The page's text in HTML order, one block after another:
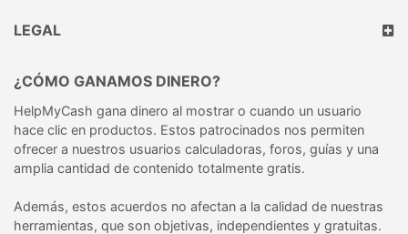
LEGAL
¿CÓMO GANAMOS DINERO?
HelpMyCash gana dinero al mostrar o cuando un usuario
hace clic en productos. Estos patrocinados nos permiten
ofrecer a nuestros usuarios calculadoras, foros, guías y una
amplia cantidad de contenido totalmente gratis.
Además, estos acuerdos no afectan a la calidad de nuestras
herramientas, que son objetivas, independientes y gratuitas.